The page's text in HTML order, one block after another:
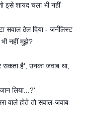
इसे शायद चला भी नहीं
सवाल ठेल दिया - जर्नलिस्ट
नहीं मुझे?
सकता है', उनका जवाब था,
लिया...?'
वाले होते तो सवाल-जवाब